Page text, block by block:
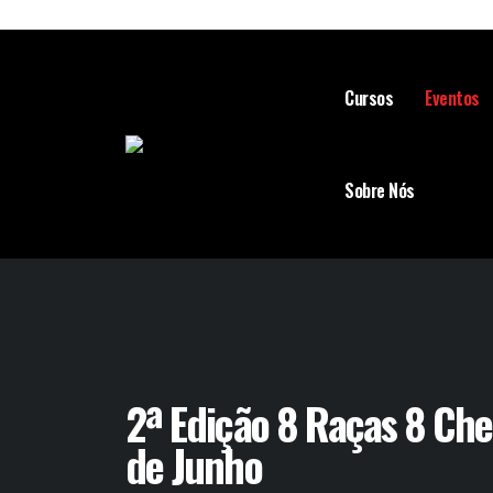
Cursos Eventos
Sobre Nós
2ª Edição 8 Raças 8
de Junho